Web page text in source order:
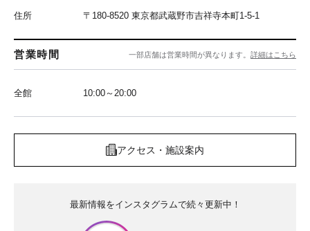
住所 〒180-8520 東京都武蔵野市吉祥寺本町1-5-1
営業時間 一部店舗は営業時間が異なります。 詳細はこちら
全館 10:00～20:00
アクセス・施設案内
最新情報をインスタグラムで続々更新中！